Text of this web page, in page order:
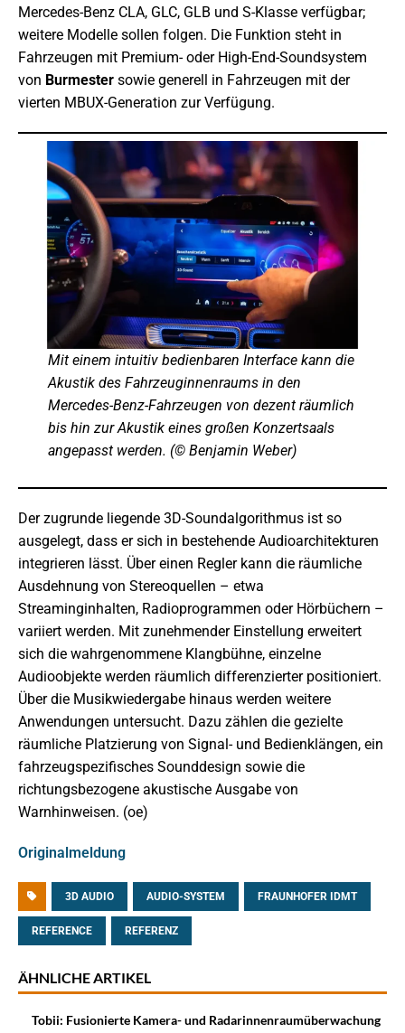
Mercedes-Benz CLA, GLC, GLB und S-Klasse verfügbar;
weitere Modelle sollen folgen. Die Funktion steht in
Fahrzeugen mit Premium- oder High-End-Soundsystem
von Burmester sowie generell in Fahrzeugen mit der
vierten MBUX-Generation zur Verfügung.
Mit einem intuitiv bedienbaren Interface kann die
Akustik des Fahrzeuginnenraums in den
Mercedes-Benz-Fahrzeugen von dezent räumlich
bis hin zur Akustik eines großen Konzertsaals
angepasst werden. (© Benjamin Weber)
Der zugrunde liegende 3D-Soundalgorithmus ist so
ausgelegt, dass er sich in bestehende Audioarchitekturen
integrieren lässt. Über einen Regler kann die räumliche
Ausdehnung von Stereoquellen – etwa
Streaminginhalten, Radioprogrammen oder Hörbüchern –
variiert werden. Mit zunehmender Einstellung erweitert
sich die wahrgenommene Klangbühne, einzelne
Audioobjekte werden räumlich differenzierter positioniert.
Über die Musikwiedergabe hinaus werden weitere
Anwendungen untersucht. Dazu zählen die gezielte
räumliche Platzierung von Signal- und Bedienklängen, ein
fahrzeugspezifisches Sounddesign sowie die
richtungsbezogene akustische Ausgabe von
Warnhinweisen. (oe)
Originalmeldung
3D AUDIO AUDIO-SYSTEM FRAUNHOFER IDMT
REFERENCE REFERENZ
ÄHNLICHE ARTIKEL
Tobii: Fusionierte Kamera- und Radarinnenraumüberwachung